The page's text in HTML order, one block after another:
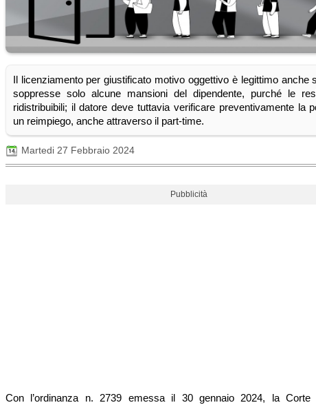
Il licenziamento per giustificato motivo oggettivo è legittimo anche
soppresse solo alcune mansioni del dipendente, purché le
ridistribuibili; il datore deve tuttavia verificare preventivamente la
un reimpiego, anche attraverso il part-time.
Martedi 27 Febbraio 2024
Pubblicità
Con l’ordinanza n. 2739 emessa il 30 gennaio 2024, la Corte